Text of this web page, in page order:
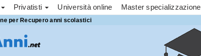
Privatisti Università online Master specializzazione
per Recupero anni scolastici